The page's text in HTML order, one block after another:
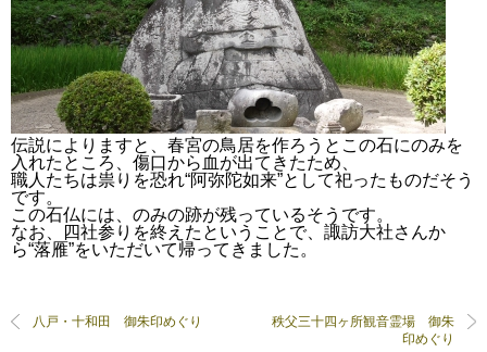
伝説によりますと、春宮の鳥居を作ろうとこの石にのみを
入れたところ、傷口から血が出てきたため、
職人たちは祟りを恐れ“阿弥陀如来”として祀ったものだそう
です。
この石仏には、のみの跡が残っているそうです。
なお、四社参りを終えたということで、諏訪大社さんか
ら“落雁”をいただいて帰ってきました。
八戸・十和田 御朱印めぐり
秩父三十四ヶ所観音霊場 御朱
印めぐり